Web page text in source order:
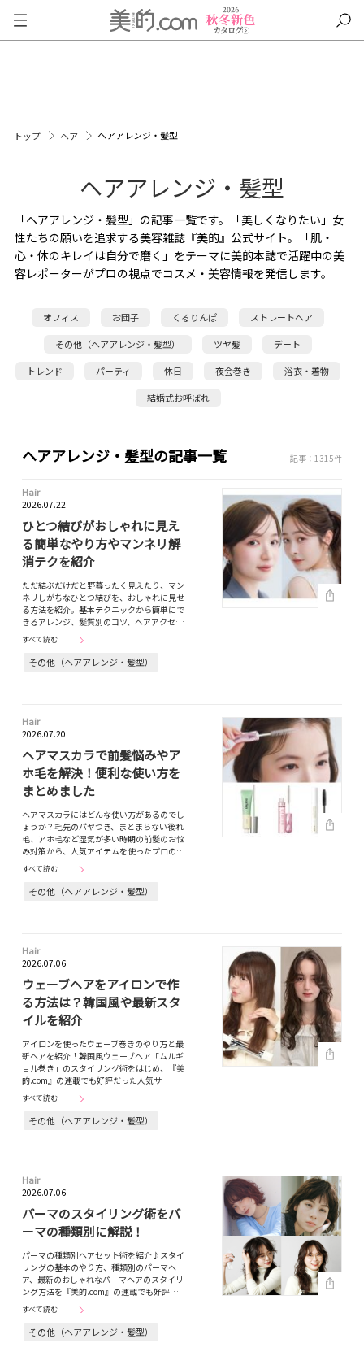
トップ ヘア ヘアアレンジ・髪型
ヘアアレンジ・髪型
「ヘアアレンジ・髪型」の記事一覧です。「美しくなりたい」女
性たちの願いを追求する美容雑誌『美的』公式サイト。「肌・
心・体のキレイは自分で磨く」をテーマに美的本誌で活躍中の美
容レポーターがプロの視点でコスメ・美容情報を発信します。
オフィス お団子 くるりんぱ ストレートヘア
その他（ヘアアレンジ・髪型） ツヤ髪 デート
トレンド パーティ 休日 夜会巻き 浴衣・着物
結婚式お呼ばれ
ヘアアレンジ・髪型の記事一覧 記事：1315件
Hair
2026.07.22
ひとつ結びがおしゃれに見え
る簡単なやり方やマンネリ解
消テクを紹介
ただ結ぶだけだと野暮ったく見えたり、マン
ネリしがちなひとつ結びを、おしゃれに見せ
る方法を紹介。基本テクニックから簡単にで
きるアレンジ、髪質別のコツ、ヘアアクセ…
すべて読む
その他（ヘアアレンジ・髪型）
Hair
2026.07.20
ヘアマスカラで前髪悩みやア
ホ毛を解決！便利な使い方を
まとめました
ヘアマスカラにはどんな使い方があるのでし
ょうか？毛先のパヤつき、まとまらない後れ
毛、アホ毛など湿気が多い時期の前髪のお悩
み対策から、人気アイテムを使ったプロの…
すべて読む
その他（ヘアアレンジ・髪型）
Hair
2026.07.06
ウェーブヘアをアイロンで作
る方法は？韓国風や最新スタ
イルを紹介
アイロンを使ったウェーブ巻きのやり方と最
新ヘアを紹介！韓国風ウェーブヘア「ムルギ
ョル巻き」のスタイリング術をはじめ、『美
的.com』の連載でも好評だった人気サ…
すべて読む
その他（ヘアアレンジ・髪型）
Hair
2026.07.06
パーマのスタイリング術をパ
ーマの種類別に解説！
パーマの種類別ヘアセット術を紹介♪スタイ
リングの基本のやり方、種類別のパーマヘ
ア、最新のおしゃれなパーマヘアのスタイリ
ング方法を『美的.com』の連載でも好評…
すべて読む
その他（ヘアアレンジ・髪型）